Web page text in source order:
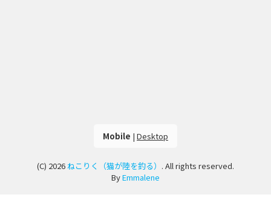
Mobile | Desktop
(C) 2026ねこりく（猫が陸を釣る） . All rights reserved.
ByEmmalene